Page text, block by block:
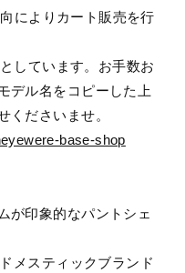
によりカート販売を行
しています。お手数お
デル名をコピーした上
くださいませ。
base-shop
が印象的なパントシェ
メスティックブランド